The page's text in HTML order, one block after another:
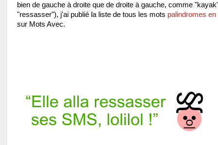
bien de gauche à droite que de droite à gauche, comme
"ressasser"), j'ai publié la liste de tous les mots palindromes
sur Mots Avec.